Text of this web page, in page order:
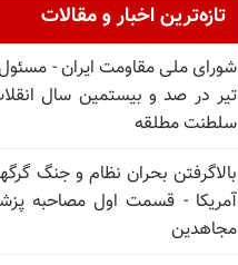
تازه‌ترین اخبار و مقالات
تیر در صد و بیستمین سال
سلطنت مطلقه
بالا‌گرفتن بحران نظام و جنگ
آمریکا - قسمت اول مصاحبه
مجاهدین